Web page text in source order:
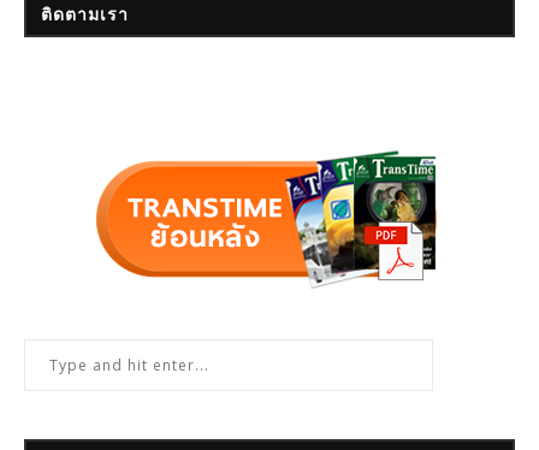
ติดตามเรา